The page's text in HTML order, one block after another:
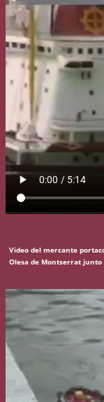
Video del mercante
Olesa de Montserrat junto